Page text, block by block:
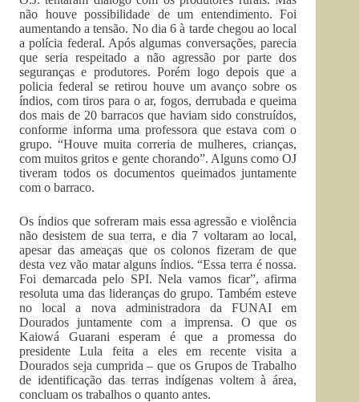
não houve possibilidade de um entendimento. Foi
aumentando a tensão. No dia 6 à tarde chegou ao local
a polícia federal. Após algumas conversações, parecia
que seria respeitado a não agressão por parte dos
seguranças e produtores. Porém logo depois que a
policia federal se retirou houve um avanço sobre os
índios, com tiros para o ar, fogos, derrubada e queima
dos mais de 20 barracos que haviam sido construídos,
conforme informa uma professora que estava com o
grupo. “Houve muita correria de mulheres, crianças,
com muitos gritos e gente chorando”. Alguns como OJ
tiveram todos os documentos queimados juntamente
com o barraco.
Os índios que sofreram mais essa agressão e violência
não desistem de sua terra, e dia 7 voltaram ao local,
apesar das ameaças que os colonos fizeram de que
desta vez vão matar alguns índios. “Essa terra é nossa.
Foi demarcada pelo SPI. Nela vamos ficar”, afirma
resoluta uma das lideranças do grupo. Também esteve
no local a nova administradora da FUNAI em
Dourados juntamente com a imprensa. O que os
Kaiowá Guarani esperam é que a promessa do
presidente Lula feita a eles em recente visita a
Dourados seja cumprida – que os Grupos de Trabalho
de identificação das terras indígenas voltem à área,
concluam os trabalhos o quanto antes.